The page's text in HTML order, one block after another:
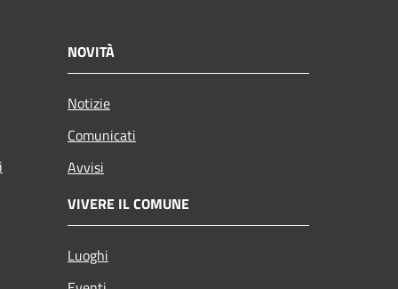
NOVITÀ
Notizie
Comunicati
Avvisi
VIVERE IL COMUNE
Luoghi